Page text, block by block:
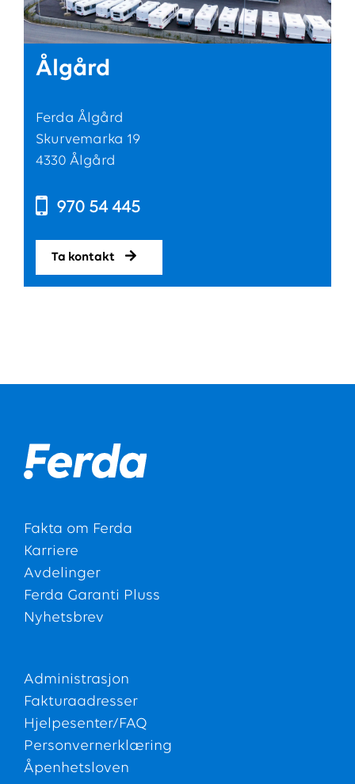
Ålgård
Ferda Ålgård
Skurvemarka 19
4330 Ålgård
970 54 445
Ta kontakt
Fakta om Ferda
Karriere
Avdelinger
Ferda Garanti Pluss
Nyhetsbrev
Administrasjon
Fakturaadresser
Hjelpesenter/FAQ
Personvernerklæring
Åpenhetsloven